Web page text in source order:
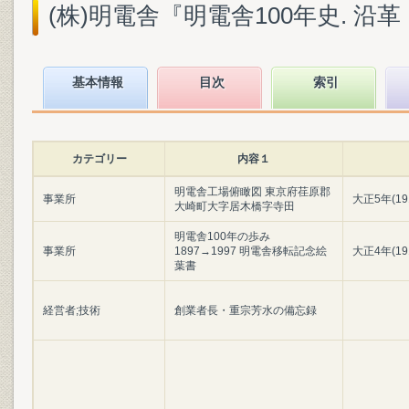
(株)明電舎『明電舎100年史. 沿
基本情報 目次 索引
カテゴリー 内容１
事業所
明電舎工場俯瞰図 東京府荏原郡
大崎町大字居木橋字寺田
大正5年
事業所
明電舎100年の歩み
1897→1997 明電舎移転記念絵
葉書
大正4年
経営者;技術 創業者長・重宗芳水の備忘録